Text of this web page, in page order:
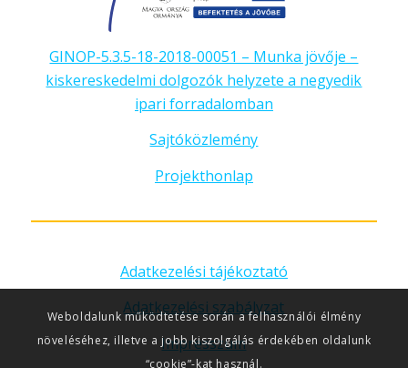
GINOP-5.3.5-18-2018-00051 – Munka jövője –
kiskereskedelmi dolgozók helyzete a negyedik
ipari forradalomban
Sajtóközlemény
Projekthonlap
Adatkezelési tájékoztató
Adatkezelési szabályzat
Impresszum
Weboldalunk működtetése során a felhasználói élmény
növeléséhez, illetve a jobb kiszolgálás érdekében oldalunk
“cookie”-kat használ.